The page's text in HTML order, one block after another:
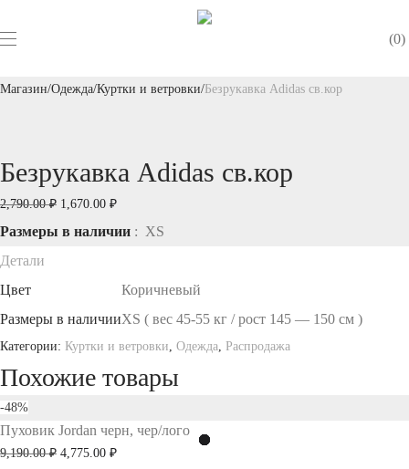
0
Магазин/Одежда/Куртки и ветровки/ Безрукавка Adidas св.кор
Безрукавка Adidas св.кор
2,790.00₽ Первоначальная
цена
1,670.00 ₽Текущая
цена:
Размеры в наличии : XS
Детали
Цвет
Коричневый
Размеры в наличииXS ( вес 45-55 кг / рост 145 — 150 см )
Категории: Куртки и ветровки, Одежда, Распродажа
Похожие товары
-48%
Пуховик Jordan черн, чер/лого
9,190.00₽ Первоначальная
4,775.00 ₽Текущая